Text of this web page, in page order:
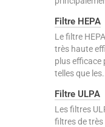
Filtre HEPA
Le filtre
très haute
plus efficace
telles que
Filtre ULPA
Les filtres
filtres de